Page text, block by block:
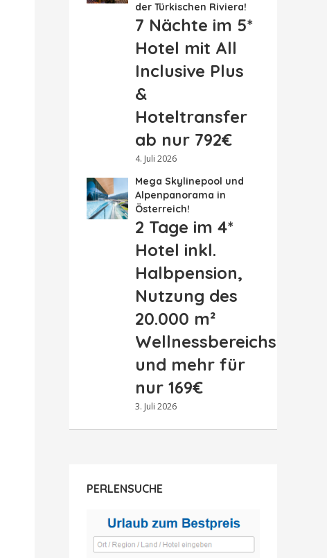
der Türkischen Riviera!
7 Nächte im 5*
Hotel mit All
Inclusive Plus
&
Hoteltransfer
ab nur 792€
4. Juli 2026
Mega Skylinepool und
Alpenpanorama in
Österreich!
2 Tage im 4*
Hotel inkl.
Halbpension,
Nutzung des
20.000 m²
Wellnessbereichs
und mehr für
nur 169€
3. Juli 2026
PERLENSUCHE